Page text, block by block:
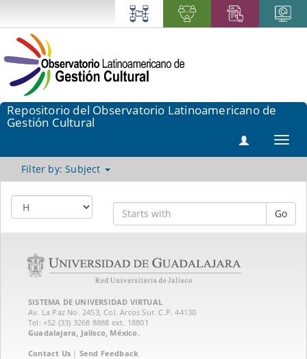
Repositorio del Observatorio Latinoamericano de
Gestión Cultural
Filter by: Subject
Go
SISTEMA DE UNIVERSIDAD VIRTUAL
Av. La Paz No. 2453, Col. Arcos Sur. C.P. 44130
Tel: +52 (33) 3268 8888‏ ext. 18801
Guadalajara, Jalisco, México.
Contact Us | Send Feedback